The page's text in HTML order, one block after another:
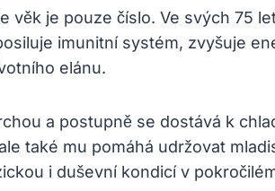
věk je pouze číslo. Ve svých 75
imunitní systém, zvyšuje
elánu.
a postupně se dostává k
také mu pomáhá udržovat
i duševní kondicí v